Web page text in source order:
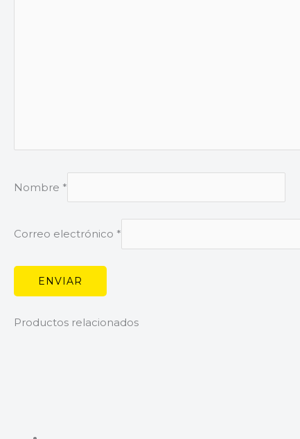
Nombre *
Correo electrónico *
Productos relacionados